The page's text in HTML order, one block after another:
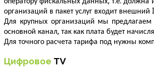
организаций в пакет услуг входит внешний
Для крупных организаций мы
основной канал, так как плата будет
Для точного расчета тарифа под нужны
Цифровое TV